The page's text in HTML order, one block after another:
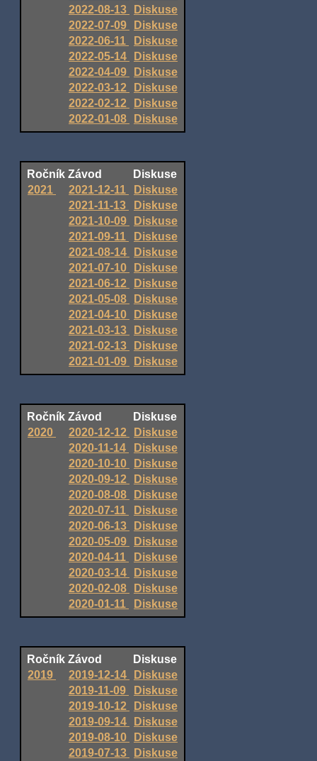
2022-08-13
Diskuse
2022-07-09
Diskuse
2022-06-11
Diskuse
2022-05-14
Diskuse
2022-04-09
Diskuse
2022-03-12
Diskuse
2022-02-12
Diskuse
2022-01-08
Diskuse
Ročník Závod
Diskuse
2021
2021-12-11
Diskuse
2021-11-13
Diskuse
2021-10-09
Diskuse
2021-09-11
Diskuse
2021-08-14
Diskuse
2021-07-10
Diskuse
2021-06-12
Diskuse
2021-05-08
Diskuse
2021-04-10
Diskuse
2021-03-13
Diskuse
2021-02-13
Diskuse
2021-01-09
Diskuse
Ročník Závod
Diskuse
2020
2020-12-12
Diskuse
2020-11-14
Diskuse
2020-10-10
Diskuse
2020-09-12
Diskuse
2020-08-08
Diskuse
2020-07-11
Diskuse
2020-06-13
Diskuse
2020-05-09
Diskuse
2020-04-11
Diskuse
2020-03-14
Diskuse
2020-02-08
Diskuse
2020-01-11
Diskuse
Ročník Závod
Diskuse
2019
2019-12-14
Diskuse
2019-11-09
Diskuse
2019-10-12
Diskuse
2019-09-14
Diskuse
2019-08-10
Diskuse
2019-07-13
Diskuse